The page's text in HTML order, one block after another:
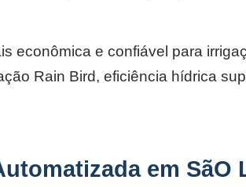
econômica e confiável para
Rain Bird, eficiência hídrica
em SãO